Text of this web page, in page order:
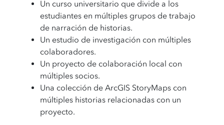
Un curso universitario que divide a los
estudiantes en múltiples grupos de trabajo
de narración de historias.
Un estudio de investigación con múltiples
colaboradores.
Un proyecto de colaboración local con
múltiples socios.
Una colección de ArcGIS StoryMaps con
múltiples historias relacionadas con un
proyecto.